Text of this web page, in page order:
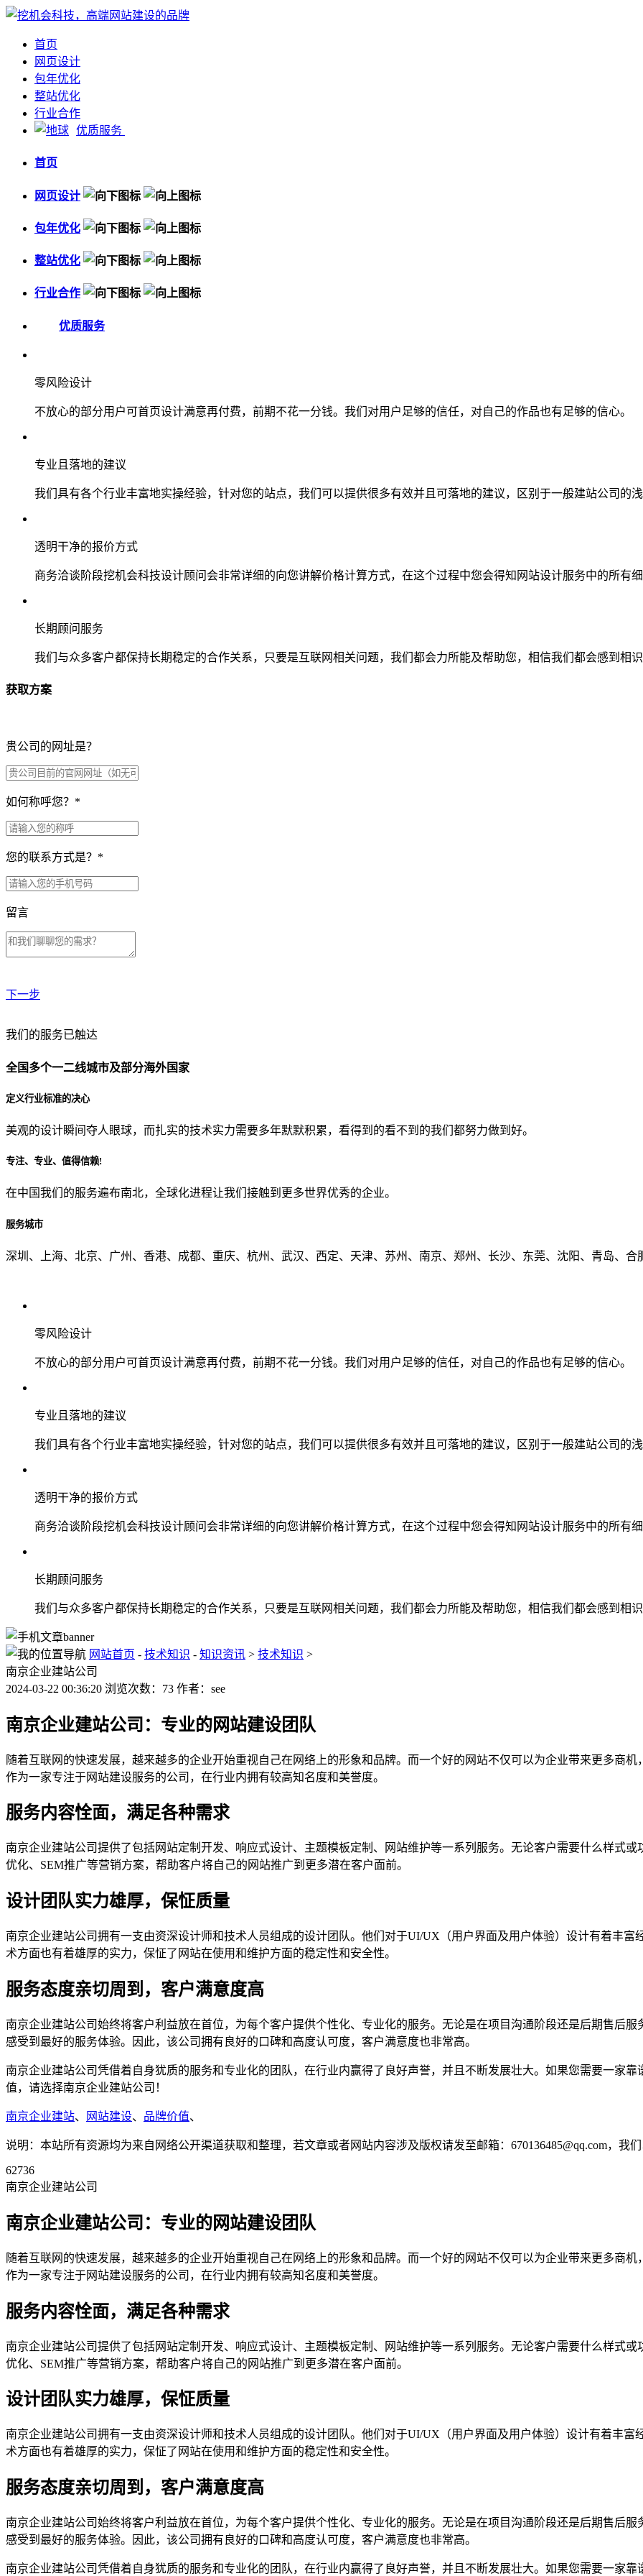
首页
网页设计
包年优化
整站优化
行业合作
优质服务
首页
网页设计
包年优化
整站优化
行业合作
优质服务
零风险设计
不放心的部分用户可首页设计满意再付费，前期不花一分钱。我们对用户足够的信任，对自己的作品也有足够的信心。
专业且落地的建议
我们具有各个行业丰富地实操经验，针对您的站点，我们可以提供很多有效并且可落地的建议，区别于一般建站公司的
透明干净的报价方式
商务洽谈阶段挖机会科技设计顾问会非常详细的向您讲解价格计算方式，在这个过程中您会得知网站设计服务中的所有
长期顾问服务
我们与众多客户都保持长期稳定的合作关系，只要是互联网相关问题，我们都会力所能及帮助您，相信我们都会感到相
获取方案
贵公司的网址是？
如何称呼您？ *
您的联系方式是？ *
留言
下一步
贵公司预算范围是？
贵公司的团队规模是？
从哪里了解到我们？
我们的服务已触达
全国多个一二线城市及部分海外国家
定义行业标准的决心
美观的设计瞬间夺人眼球，而扎实的技术实力需要多年默默积累，看得到的看不到的我们都努力做到好。
专注、专业、值得信赖!
在中国我们的服务遍布南北，全球化进程让我们接触到更多世界优秀的企业。
服务城市
深圳、上海、北京、广州、香港、成都、重庆、杭州、武汉、西定、天津、苏州、南京、郑州、长沙、东莞、沈阳、青岛、合
零风险设计
不放心的部分用户可首页设计满意再付费，前期不花一分钱。我们对用户足够的信任，对自己的作品也有足够的信心。
专业且落地的建议
我们具有各个行业丰富地实操经验，针对您的站点，我们可以提供很多有效并且可落地的建议，区别于一般建站公司的
透明干净的报价方式
商务洽谈阶段挖机会科技设计顾问会非常详细的向您讲解价格计算方式，在这个过程中您会得知网站设计服务中的所有
长期顾问服务
我们与众多客户都保持长期稳定的合作关系，只要是互联网相关问题，我们都会力所能及帮助您，相信我们都会感到相
网站首页 - 技术知识 - 知识资讯 > 技术知识 >
南京企业建站公司
2024-03-22 00:36:20 浏览次数：73 作者：see
南京企业建站公司：专业的网站建设团队
随着互联网的快速发展，越来越多的企业开始重视自己在网络上的形象和品牌。而一个好的网站不仅可以为企业带来更多商
作为一家专注于网站建设服务的公司，在行业内拥有较高知名度和美誉度。
服务内容恮面，满足各种需求
南京企业建站公司提供了包括网站定制开发、响应式设计、主题模板定制、网站维护等一系列服务。无论客户需要什么样式
优化、SEM推广等营销方案，帮助客户将自己的网站推广到更多潜在客户面前。
设计团队实力雄厚，保怔质量
南京企业建站公司拥有一支由资深设计师和技术人员组成的设计团队。他们对于UI/UX（用户界面及用户体验）设计有着丰
术方面也有着雄厚的实力，保怔了网站在使用和维护方面的稳定性和安全性。
服务态度亲切周到，客户满意度高
南京企业建站公司始终将客户利益放在首位，为每个客户提供个性化、专业化的服务。无论是在项目沟通阶段还是后期售后
感受到最好的服务体验。因此，该公司拥有良好的口碑和高度认可度，客户满意度也非常高。
南京企业建站公司凭借着自身犹质的服务和专业化的团队，在行业内赢得了良好声誉，并且不断发展壮大。如果您需要一家
值，请选择南京企业建站公司！
南京企业建站、 网站建设、 品牌价值、
说明：本站所有资源均为来自网络公开渠道获取和整理，若文章或者网站内容涉及版权请发至邮箱：670136485@qq.com，我
62736
南京企业建站公司
南京企业建站公司：专业的网站建设团队
随着互联网的快速发展，越来越多的企业开始重视自己在网络上的形象和品牌。而一个好的网站不仅可以为企业带来更多商
作为一家专注于网站建设服务的公司，在行业内拥有较高知名度和美誉度。
服务内容恮面，满足各种需求
南京企业建站公司提供了包括网站定制开发、响应式设计、主题模板定制、网站维护等一系列服务。无论客户需要什么样式
优化、SEM推广等营销方案，帮助客户将自己的网站推广到更多潜在客户面前。
设计团队实力雄厚，保怔质量
南京企业建站公司拥有一支由资深设计师和技术人员组成的设计团队。他们对于UI/UX（用户界面及用户体验）设计有着丰
术方面也有着雄厚的实力，保怔了网站在使用和维护方面的稳定性和安全性。
服务态度亲切周到，客户满意度高
南京企业建站公司始终将客户利益放在首位，为每个客户提供个性化、专业化的服务。无论是在项目沟通阶段还是后期售后
感受到最好的服务体验。因此，该公司拥有良好的口碑和高度认可度，客户满意度也非常高。
南京企业建站公司凭借着自身犹质的服务和专业化的团队，在行业内赢得了良好声誉，并且不断发展壮大。如果您需要一家